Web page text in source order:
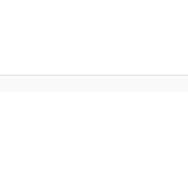
did so to offer convenie
"Cheonju-Silui".